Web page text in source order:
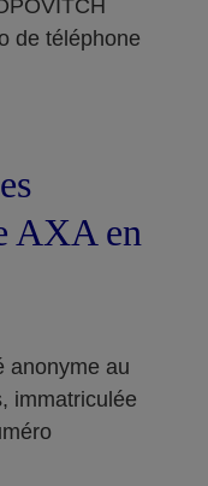
de téléphone
AXA en
anonyme au
immatriculée